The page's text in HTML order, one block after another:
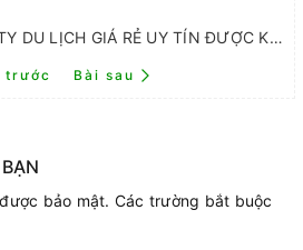
CHIA SẺ TOP 5 CÔNG TY DU LỊCH GIÁ RẺ UY TÍN ĐƯỢC KHÁCH ĐÁNH GIÁ CAO
trước Bài sau
bảo mật. Các trường bắt buộc